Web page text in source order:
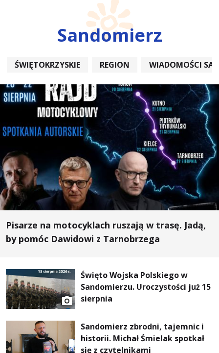
Sandomierz
ŚWIĘTOKRZYSKIE REGION WIADOMOŚCI
Pisarze na motocyklach ruszają w trasę. Jadą,
by pomóc Dawidowi z Tarnobrzega
Święto Wojska Polskiego w
Sandomierzu. Uroczystości już 15
sierpnia
Sandomierz zbrodni, tajemnic i
historii. Michał Śmielak spotkał
się z czytelnikami